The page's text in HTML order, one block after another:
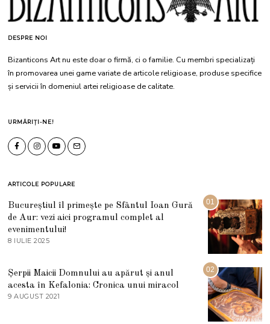
DESPRE NOI
Bizanticons Art nu este doar o firmă, ci o familie. Cu membri specializați
în promovarea unei game variate de articole religioase, produse specifice
și servicii în domeniul artei religioase de calitate.
URMĂRIȚI-NE!
ARTICOLE POPULARE
01
Bucureștiul îl primește pe Sfântul Ioan Gură
de Aur: vezi aici programul complet al
evenimentului!
8 IULIE 2025
U
L
I
E
02
Șerpii Maicii Domnului au apărut și anul
acesta în Kefalonia: Cronica unui miracol
9 AUGUST 2021